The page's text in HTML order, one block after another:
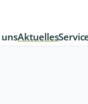
Aktuelles